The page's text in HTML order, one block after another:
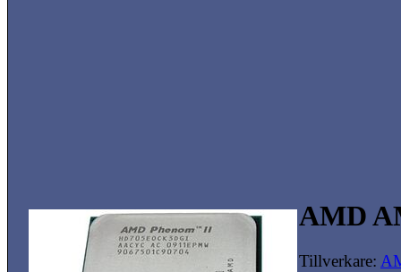
AMD
Tillverkare: